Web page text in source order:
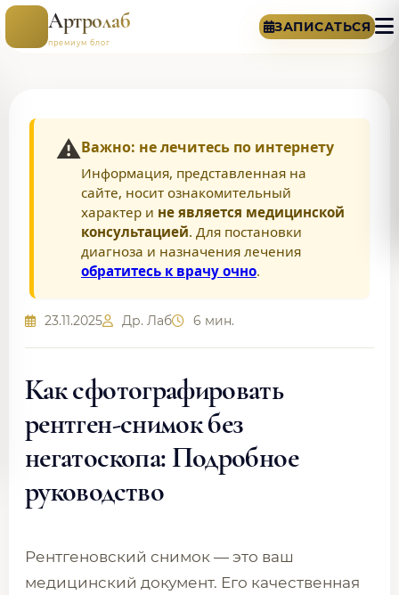
Артролаб
премиум блог
ЗАПИСАТЬСЯ
⚠️Важно: не лечитесь по интернету
Информация, представленная на
сайте, носит ознакомительный
характер и не является медицинской
консультацией. Для постановки
диагноза и назначения лечения
обратитесь к врачу очно.
23.11.2025 Др. Лаб 6 мин.
Как сфотографировать
рентген-снимок без
негатоскопа: Подробное
руководство
Рентгеновский снимок — это ваш
медицинский документ. Его качественная